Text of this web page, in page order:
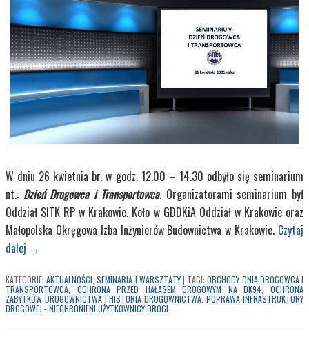
W dniu 26 kwietnia br. w godz. 12.00 – 14.30 odbyło się seminarium
nt.: Dzień Drogowca i Transportowca. Organizatorami seminarium był
Oddział SITK RP w Krakowie, Koło w GDDKiA Oddział w Krakowie oraz
Małopolska Okręgowa Izba Inżynierów Budownictwa w Krakowie. Czytaj
dalej →
KATEGORIE: AKTUALNOŚCI,SEMINARIA I WARSZTATY| TAGI: OBCHODY DNIA DROGOWCA I
TRANSPORTOWCA, OCHRONA PRZED HAŁASEM DROGOWYM NA DK94,OCHRONA
ZABYTKÓW DROGOWNICTWA I HISTORIA DROGOWNICTWA,POPRAWA INFRASTRUKTURY
DROGOWEJ - NIECHRONIENI UŻYTKOWNICY DROGI